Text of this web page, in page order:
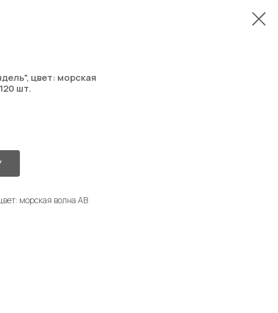
цвет: морская
шт.
морская волна AB